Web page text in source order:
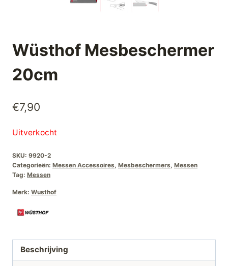
Wüsthof Mesbeschermer
20cm
€7,90
Uitverkocht
SKU: 9920-2
Categorieën: Messen Accessoires, Mesbeschermers, Messen
Tag: Messen
Merk: Wusthof
Beschrijving